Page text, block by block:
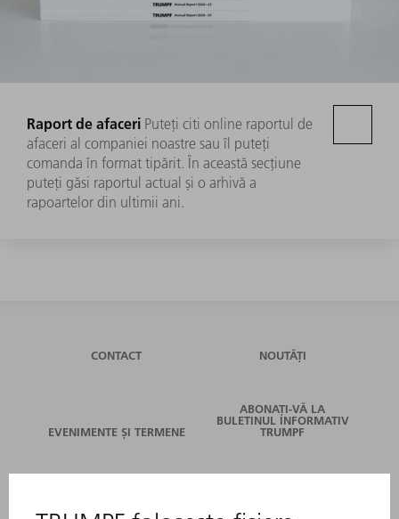
Raport de afaceri Puteți citi online raportul de
afaceri al companiei noastre sau îl puteți
comanda în format tipărit. În această secțiune
puteți găsi raportul actual și o arhivă a
rapoartelor din ultimii ani.
CONTACT NOUTĂȚI
EVENIMENTE ȘI TERMENE
ABONAȚI-VĂ LA
BULETINUL INFORMATIV
TRUMPF